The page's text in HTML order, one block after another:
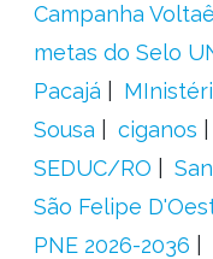
Campanha Voltaê
metas do Selo
Pacajá
Sousa
ciganos
SEDUC/RO
São Felipe
PNE 2026-2036